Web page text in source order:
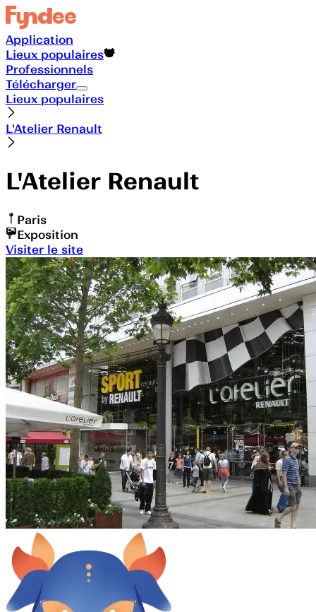
Application
Lieux populaires
Professionnels
Télécharger
Lieux populaires
L'Atelier Renault
L'Atelier Renault
Paris
Exposition
Visiter le site